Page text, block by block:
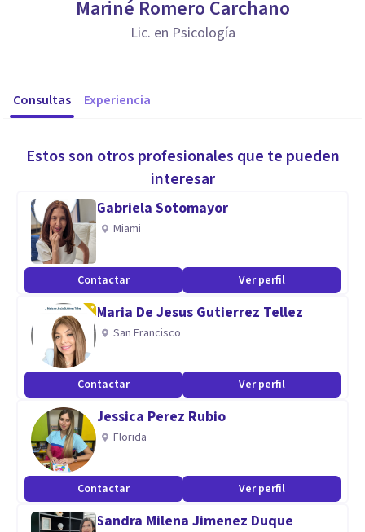
Mariné Romero Carchano
Lic. en Psicología
Consultas Experiencia
Estos son otros profesionales que te pueden
interesar
Gabriela Sotomayor
Miami
Contactar Ver perfil
Maria De Jesus Gutierrez Tellez
San Francisco
Contactar Ver perfil
Jessica Perez Rubio
Florida
Contactar Ver perfil
Sandra Milena Jimenez Duque